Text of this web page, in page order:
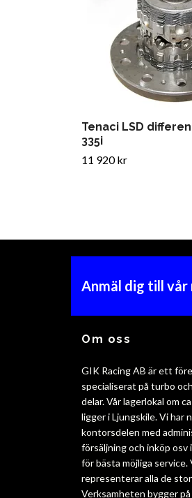
Tenaci LSD
335i
11 920 kr
Anmäl dig till
Om oss
GIK Racing AB är ett
specialiserat på turbo
delar. Vår lagerlokal om
ligger i Ljungskile. Vi har
kontorsdelen med
försäljning och inköp osv
för bästa möjliga service.
representerar alla de
Verksamheten bygger